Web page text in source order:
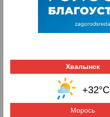
Хвалынск
+32°C
Морось